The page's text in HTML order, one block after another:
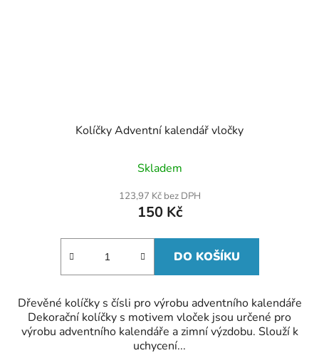
Kolíčky Adventní kalendář vločky
Skladem
123,97 Kč bez DPH
150 Kč
DO KOŠÍKU
Dřevěné kolíčky s čísli pro výrobu adventního kalendáře
Dekorační kolíčky s motivem vloček jsou určené pro
výrobu adventního kalendáře a zimní výzdobu. Slouží k
uchycení...